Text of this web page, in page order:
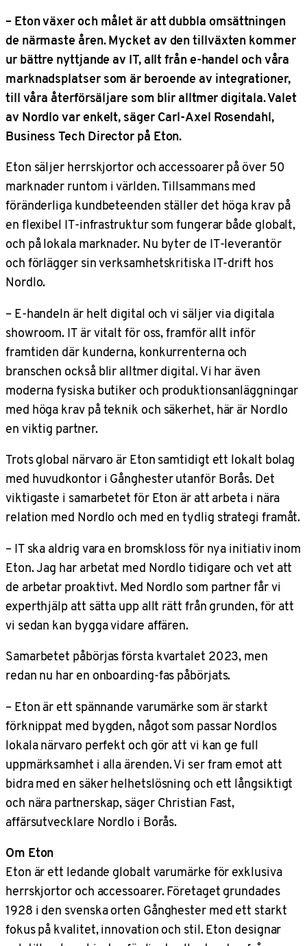
– Eton växer och målet är att dubbla omsättningen
de närmaste åren. Mycket av den tillväxten kommer
ur bättre nyttjande av IT, allt från e-handel och våra
marknadsplatser som är beroende av integrationer,
till våra återförsäljare som blir alltmer digitala. Valet
av Nordlo var enkelt, säger Carl-Axel Rosendahl,
Business Tech Director på Eton.
Eton säljer herrskjortor och accessoarer på över 50
marknader runtom i världen. Tillsammans med
föränderliga kundbeteenden ställer det höga krav på
en flexibel IT-infrastruktur som fungerar både globalt,
och på lokala marknader. Nu byter de IT-leverantör
och förlägger sin verksamhetskritiska IT-drift hos
Nordlo.
– E-handeln är helt digital och vi säljer via digitala
showroom. IT är vitalt för oss, framför allt inför
framtiden där kunderna, konkurrenterna och
branschen också blir alltmer digital. Vi har även
moderna fysiska butiker och produktionsanläggningar
med höga krav på teknik och säkerhet, här är Nordlo
en viktig partner.
Trots global närvaro är Eton samtidigt ett lokalt bolag
med huvudkontor i Gånghester utanför Borås. Det
viktigaste i samarbetet för Eton är att arbeta i nära
relation med Nordlo och med en tydlig strategi framåt.
– IT ska aldrig vara en bromskloss för nya initiativ inom
Eton. Jag har arbetat med Nordlo tidigare och vet att
de arbetar proaktivt. Med Nordlo som partner får vi
experthjälp att sätta upp allt rätt från grunden, för att
vi sedan kan bygga vidare affären.
Samarbetet påbörjas första kvartalet 2023, men
redan nu har en onboarding-fas påbörjats.
– Eton är ett spännande varumärke som är starkt
förknippat med bygden, något som passar Nordlos
lokala närvaro perfekt och gör att vi kan ge full
uppmärksamhet i alla ärenden. Vi ser fram emot att
bidra med en säker helhetslösning och ett långsiktigt
och nära partnerskap, säger Christian Fast,
affärsutvecklare Nordlo i Borås.
Om Eton
Eton är ett ledande globalt varumärke för exklusiva
herrskjortor och accessoarer. Företaget grundades
1928 i den svenska orten Gånghester med ett starkt
fokus på kvalitet, innovation och stil. Eton designar